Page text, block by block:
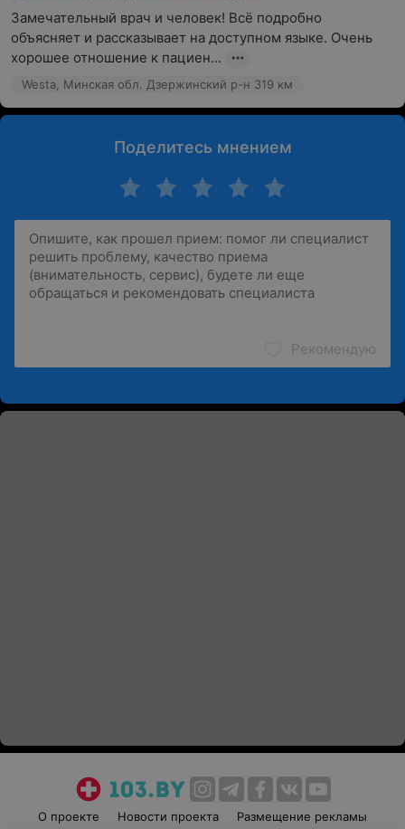
Замечательный врач и человек! Всё подробно
объясняет и рассказывает на доступном языке. Очень
хорошее отношение к пациен...
Westa, Минская обл. Дзержинский р-н 319 км
Поделитесь мнением
Рекомендую
О проекте Новости проекта Размещение рекламы